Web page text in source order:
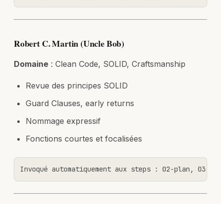
Robert C. Martin (Uncle Bob)
Domaine : Clean Code, SOLID, Craftsmanship
Revue des principes SOLID
Guard Clauses, early returns
Nommage expressif
Fonctions courtes et focalisées
Invoqué automatiquement aux steps : 02-plan, 03-